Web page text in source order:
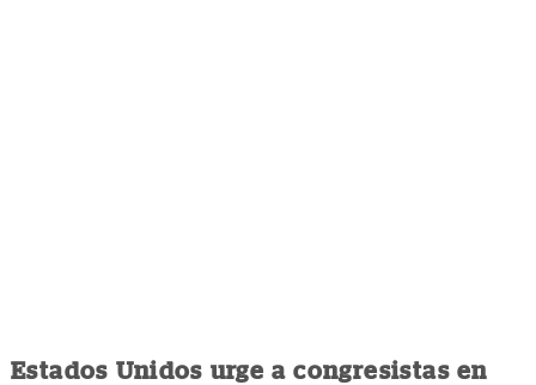
Estados Unidos urge a congresistas en